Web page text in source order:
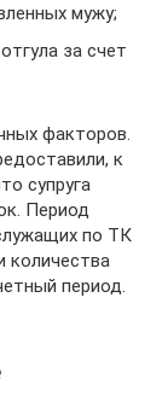
мужу;
за счет
факторов.
к
супруга
Период
по ТК
количества
период.